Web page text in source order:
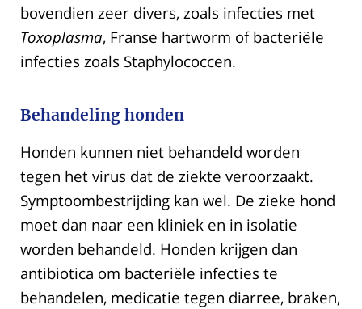
bovendien zeer divers, zoals infecties met
Toxoplasma, Franse hartworm of bacteriële
infecties zoals Staphylococcen.
Behandeling honden
Honden kunnen niet behandeld worden
tegen het virus dat de ziekte veroorzaakt.
Symptoombestrijding kan wel. De zieke hond
moet dan naar een kliniek en in isolatie
worden behandeld. Honden krijgen dan
antibiotica om bacteriële infecties te
behandelen, medicatie tegen diarree, braken,